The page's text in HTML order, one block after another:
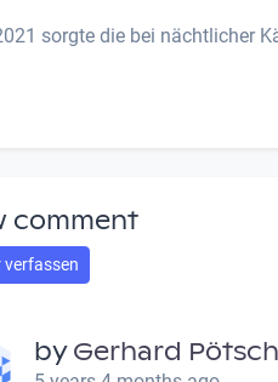
sorgte die bei nächtlicher
comment
verfassen
byGerhard